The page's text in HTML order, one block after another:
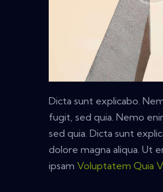
Dicta sunt explicabo.
fugit, sed quia. Nemo
sed quia. Dicta sunt
dolore magna aliqua. Ut
ipsam Voluptatem Quia